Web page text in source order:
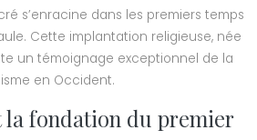
s’enracine dans les premiers temps
Cette implantation religieuse, née
un témoignage exceptionnel de la
en Occident.
la fondation du premier